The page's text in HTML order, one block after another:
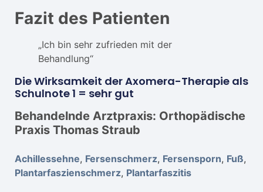
Fazit des Patienten
„Ich bin sehr zufrieden mit der
Behandlung“
Die Wirksamkeit der Axomera-Therapie als
Schulnote 1 = sehr gut
Behandelnde Arztpraxis: Orthopädische
Praxis Thomas Straub
Achillessehne, Fersenschmerz, Fersensporn, Fuß,
Plantarfaszienschmerz, Plantarfaszitis